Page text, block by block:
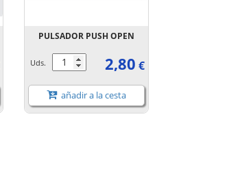
PULSADOR PUSH OPEN
Uds. 2,80 €
añadir a la cesta